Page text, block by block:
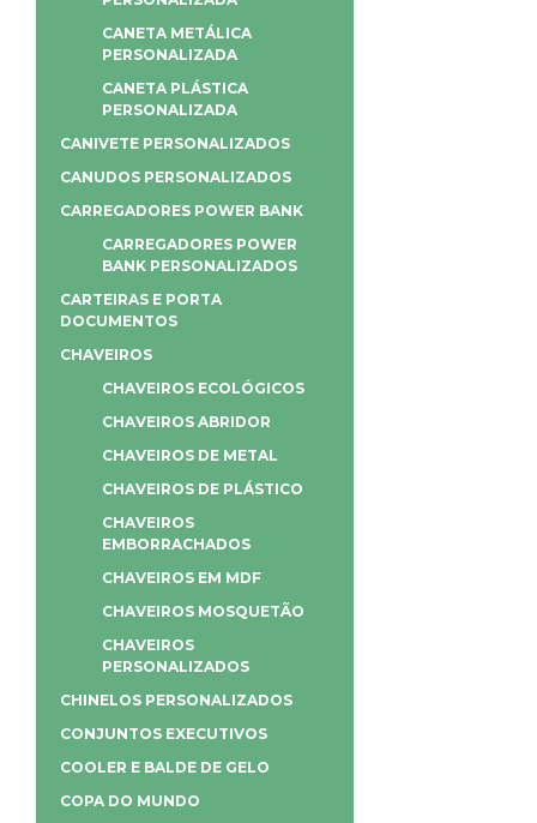
CANETA METÁLICA
PERSONALIZADA
CANETA PLÁSTICA
PERSONALIZADA
CANIVETE PERSONALIZADOS
CANUDOS PERSONALIZADOS
CARREGADORES POWER BANK
CARREGADORES POWER
BANK PERSONALIZADOS
CARTEIRAS E PORTA
DOCUMENTOS
CHAVEIROS
CHAVEIROS ECOLÓGICOS
CHAVEIROS ABRIDOR
CHAVEIROS DE METAL
CHAVEIROS DE PLÁSTICO
CHAVEIROS
EMBORRACHADOS
CHAVEIROS EM MDF
CHAVEIROS MOSQUETÃO
CHAVEIROS
PERSONALIZADOS
CHINELOS PERSONALIZADOS
CONJUNTOS EXECUTIVOS
COOLER E BALDE DE GELO
COPA DO MUNDO